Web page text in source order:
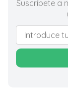
Suscríbete a